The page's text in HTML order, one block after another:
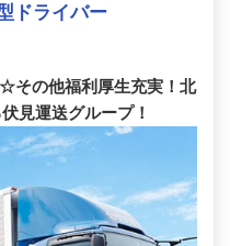
ドライバー
その他福利厚生充実！北
見運送グループ！